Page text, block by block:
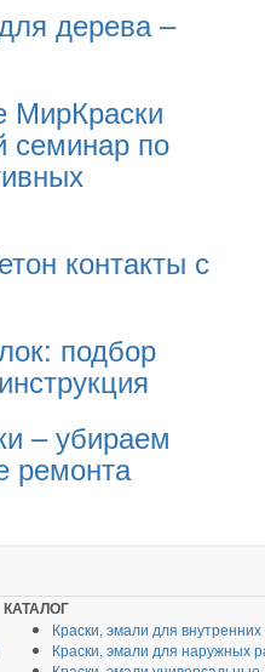
дерева –
МирКраски
по
контакты с
подбор
– убираем
ремонта
КАТАЛОГ
Краски, эмали для
Краски, эмали для наружных